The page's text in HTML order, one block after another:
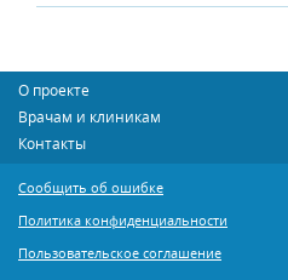
О проекте
Врачам и клиникам
Контакты
Сообщить об ошибке
Политика конфиденциальности
Пользовательское соглашение